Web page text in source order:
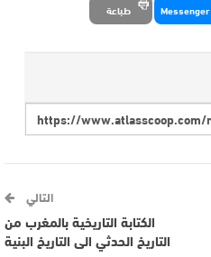
Messenger طباعة
التالي
الكتابة التاريخية بالمغرب من
التاريخ الحدثي الى التاريخ البنية